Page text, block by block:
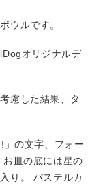
ウルです。
オリジナルデ
慮した結果、タ
の文字、フォー
皿の底には星の
り。 パステルカ